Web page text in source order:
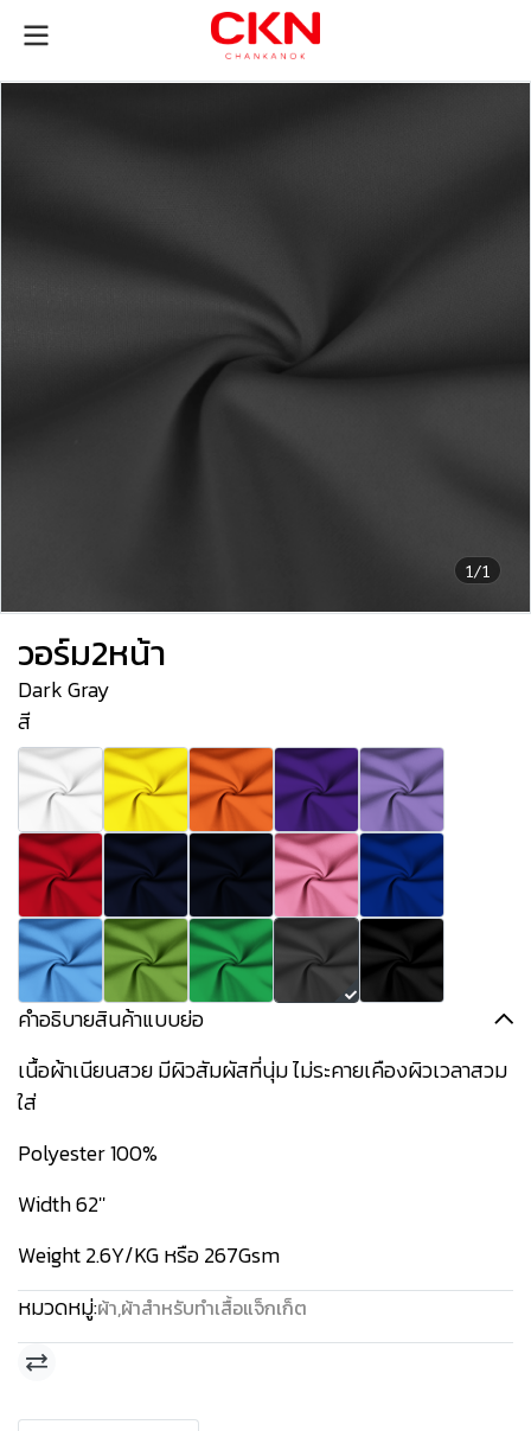
1/1
วอร์ม2หน้า
Dark Gray
สี
คำอธิบายสินค้าแบบย่อ
เนื้อผ้าเนียนสวย มีผิวสัมผัสที่นุ่ม ไม่ระคายเคืองผิวเวลาสวม
ใส่
Polyester 100%
Width 62''
Weight 2.6Y/KG หรือ 267Gsm
หมวดหมู่:ผ้า,ผ้าสำหรับทำเสื้อแจ็กเก็ต